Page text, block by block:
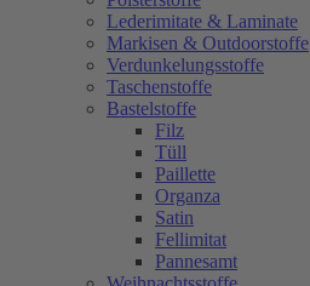
Lederimitate & Laminate
Markisen & Outdoorstoffe
Verdunkelungsstoffe
Taschenstoffe
Bastelstoffe
Filz
Tüll
Paillette
Organza
Satin
Fellimitat
Pannesamt